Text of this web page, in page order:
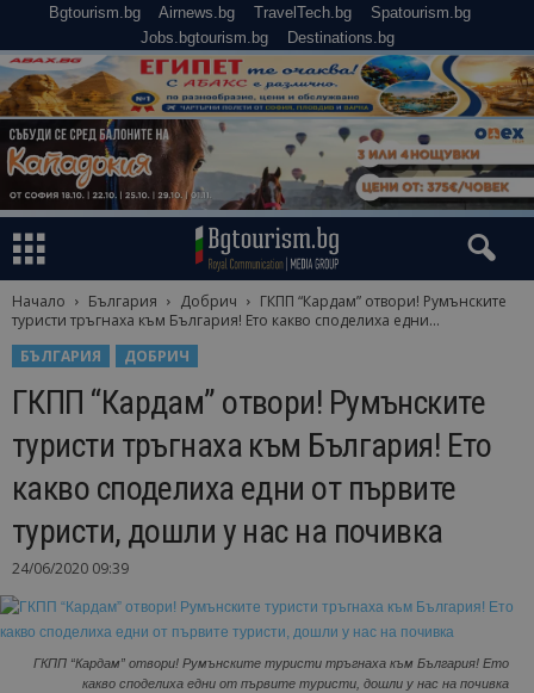
Bgtourism.bg Airnews.bg TravelTech.bg
Spatourism.bg
Jobs.bgtourism.bg
Destinations.bg
Начало България Добрич
ГКПП “Кардам” отвори! Румънските
туристи тръгнаха към България! Ето какво споделиха едни...
БЪЛГАРИЯ
ДОБРИЧ
ГКПП “Кардам” отвори! Румънските
туристи тръгнаха към България! Ето
какво споделиха едни от първите
туристи, дошли у нас на почивка
24/06/2020 09:39
ГКПП “Кардам” отвори! Румънските туристи тръгнаха към България! Ето
какво споделиха едни от първите туристи, дошли у нас на почивка